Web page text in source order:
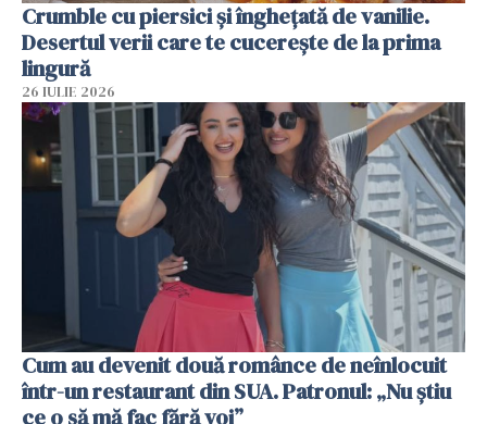
Crumble cu piersici și înghețată de vanilie.
Desertul verii care te cucerește de la prima
lingură
26 IULIE 2026
Cum au devenit două românce de neînlocuit
într-un restaurant din SUA. Patronul: „Nu știu
ce o să mă fac fără voi”